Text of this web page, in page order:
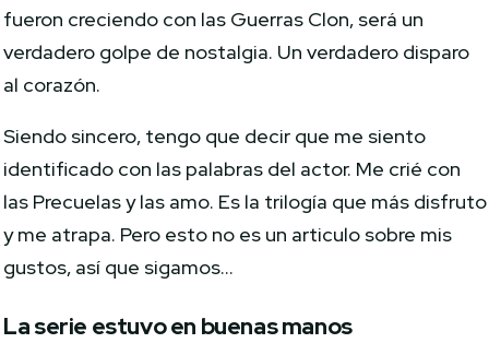
fueron creciendo con las Guerras Clon, será un
verdadero golpe de nostalgia. Un verdadero disparo
al corazón.
Siendo sincero, tengo que decir que me siento
identificado con las palabras del actor. Me crié con
las Precuelas y las amo. Es la trilogía que más disfruto
y me atrapa. Pero esto no es un articulo sobre mis
gustos, así que sigamos…
La serie estuvo en buenas manos